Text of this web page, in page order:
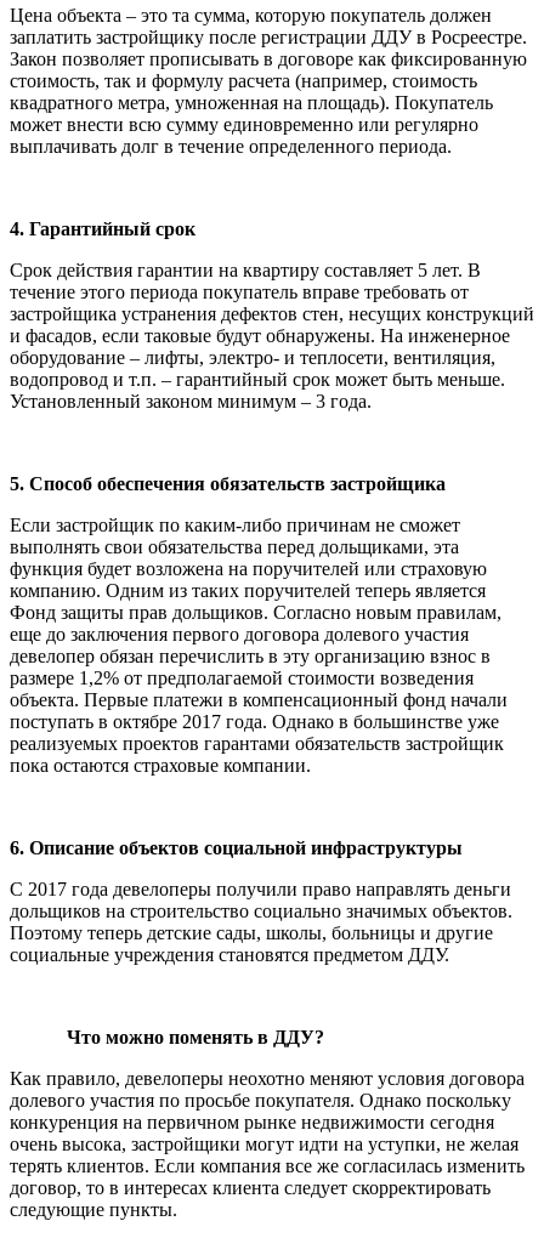
Цена объекта – это та сумма, которую покупатель должен
заплатить застройщику после регистрации ДДУ в Росреестре.
Закон позволяет прописывать в договоре как фиксированную
стоимость, так и формулу расчета (например, стоимость
квадратного метра, умноженная на площадь). Покупатель
может внести всю сумму единовременно или регулярно
выплачивать долг в течение определенного периода.
4. Гарантийный срок
Срок действия гарантии на квартиру составляет 5 лет. В
течение этого периода покупатель вправе требовать от
застройщика устранения дефектов стен, несущих конструкций
и фасадов, если таковые будут обнаружены. На инженерное
оборудование – лифты, электро- и теплосети, вентиляция,
водопровод и т.п. – гарантийный срок может быть меньше.
Установленный законом минимум – 3 года.
5. Способ обеспечения обязательств застройщика
Если застройщик по каким-либо причинам не сможет
выполнять свои обязательства перед дольщиками, эта
функция будет возложена на поручителей или страховую
компанию. Одним из таких поручителей теперь является
Фонд защиты прав дольщиков. Согласно новым правилам,
еще до заключения первого договора долевого участия
девелопер обязан перечислить в эту организацию взнос в
размере 1,2% от предполагаемой стоимости возведения
объекта. Первые платежи в компенсационный фонд начали
поступать в октябре 2017 года. Однако в большинстве уже
реализуемых проектов гарантами обязательств застройщик
пока остаются страховые компании.
6. Описание объектов социальной инфраструктуры
С 2017 года девелоперы получили право направлять деньги
дольщиков на строительство социально значимых объектов.
Поэтому теперь детские сады, школы, больницы и другие
социальные учреждения становятся предметом ДДУ.
Что можно поменять в ДДУ?
Как правило, девелоперы неохотно меняют условия договора
долевого участия по просьбе покупателя. Однако поскольку
конкуренция на первичном рынке недвижимости сегодня
очень высока, застройщики могут идти на уступки, не желая
терять клиентов. Если компания все же согласилась изменить
договор, то в интересах клиента следует скорректировать
следующие пункты.